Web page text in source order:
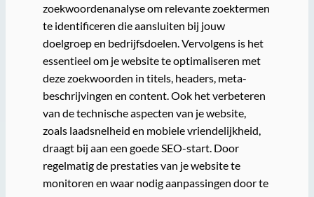
zoekwoordenanalyse om relevante zoektermen
te identificeren die aansluiten bij jouw
doelgroep en bedrijfsdoelen. Vervolgens is het
essentieel om je website te optimaliseren met
deze zoekwoorden in titels, headers, meta-
beschrijvingen en content. Ook het verbeteren
van de technische aspecten van je website,
zoals laadsnelheid en mobiele vriendelijkheid,
draagt bij aan een goede SEO-start. Door
regelmatig de prestaties van je website te
monitoren en waar nodig aanpassingen door te